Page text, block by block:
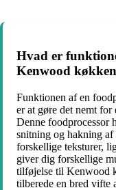
Hvad er
Kenwood
Funktionen af en
er at gøre det nemt
Denne foodprocessor
snitning og hakning af
forskellige teksturer,
giver dig forskellige
tilføjelse til Kenwood
tilberede en bred vifte